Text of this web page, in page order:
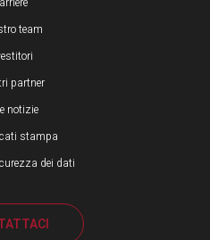
team
partner
notizie
stampa
dei dati